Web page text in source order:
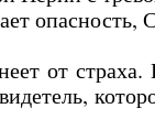
опасность,
от страха.